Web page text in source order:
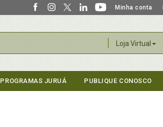
Minha conta
Loja Virtual
PROGRAMAS JURUÁ PUBLIQUE CONOSCO